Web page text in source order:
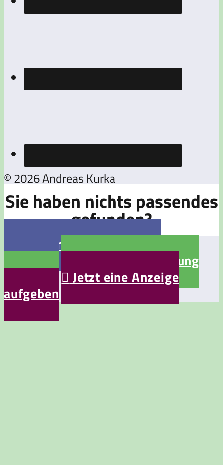
© 2026 Andreas Kurka
Sie haben nichts passendes
gefunden?
Jetzt eine Stellenanzeige
Jetzt eine Bewerbung
aufgeben Jetzt eine Anzeige
aufgeben